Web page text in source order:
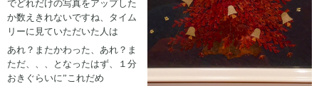
でどれだけの写真をアップした
か数えきれないですね、タイム
リーに見ていただいた人は
あれ？またかわった、あれ？ま
ただ、、、となったはず、１分
おきぐらいに”これだめ